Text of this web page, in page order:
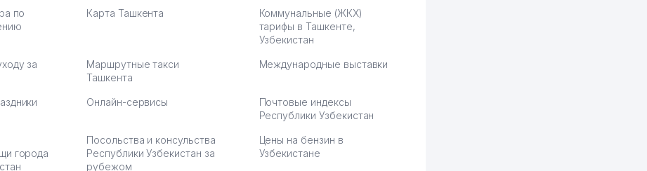
по
Карта Ташкента
Коммунальные (ЖКХ)
тарифы в Ташкенте,
Узбекистан
за
Маршрутные такси
Ташкента
Международные выставки
Онлайн-сервисы
Почтовые индексы
Республики Узбекистан
города
Посольства и консульства
Республики Узбекистан за
рубежом
Цены на бензин в
Узбекистане